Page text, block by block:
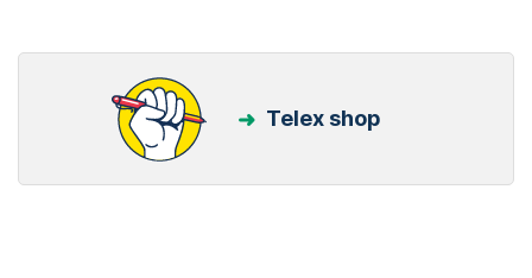
Telex shop